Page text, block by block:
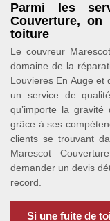
Parmi les
Couverture,
toiture
Le couvreur
domaine de la
Louvieres En Auge et
un service de
qu’importe la
grâce à ses
clients se trouvant
Marescot
demander un devis
record.
Si une fuite de